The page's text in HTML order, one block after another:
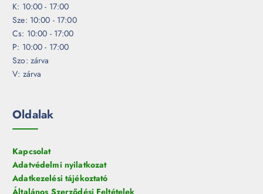
K: 10:00 - 17:00
Sze: 10:00 - 17:00
Cs: 10:00 - 17:00
P: 10:00 - 17:00
Szo: zárva
V: zárva
Oldalak
Kapcsolat
Adatvédelmi nyilatkozat
Adatkezelési tájékoztató